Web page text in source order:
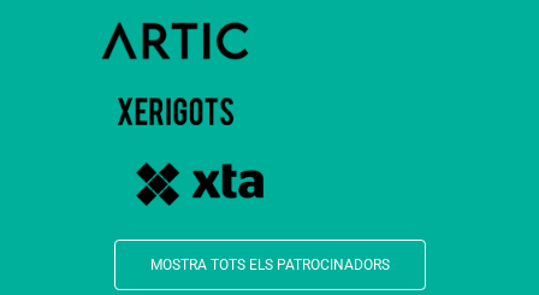
MOSTRA TOTS ELS PATROCINADORS